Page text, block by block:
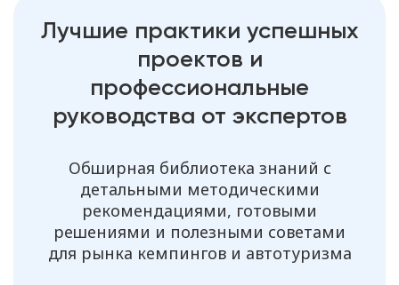
Лучшие практики успешных
проектов и
профессиональные
руководства от экспертов
Обширная библиотека знаний с
детальными методическими
рекомендациями, готовыми
решениями и полезными советами
для рынка кемпингов и автотуризма